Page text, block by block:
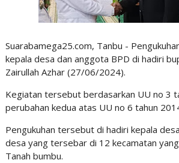
Suarabamega25.com, Tanbu -
kepala desa dan anggota BPD di hadiri
Zairullah Azhar (27/06/2024).
Kegiatan tersebut berdasarkan UU no 3
perubahan kedua atas UU no 6 tahun
Pengukuhan tersebut di hadiri kepala
desa yang tersebar di 12 kecamatan
Tanah bumbu.